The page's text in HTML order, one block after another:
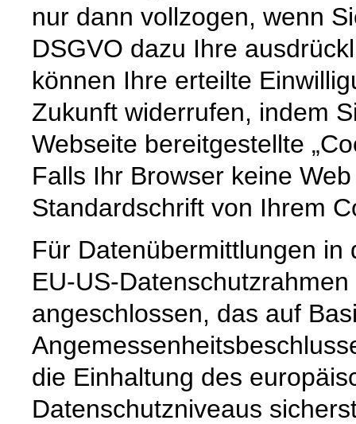
nur dann vollzogen, wenn
DSGVO dazu Ihre
können Ihre erteilte
Zukunft widerrufen, indem
Webseite bereitgestellte
Falls Ihr Browser keine
Standardschrift von Ihrem
Für Datenübermittlungen in
EU-US-
angeschlossen, das auf
die Einhaltung des
Datenschutzniveaus